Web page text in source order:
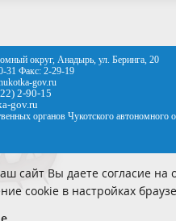
округ, Анадырь, ул. Беринга, 20
31 Факс: 2-29-19
gov.ru
2-90-15
gov.ru
органов Чукотского автономного
сайт Вы даете согласие
cookie в настройках